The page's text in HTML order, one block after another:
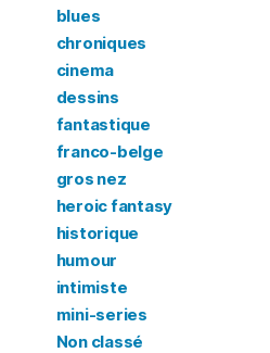
blues
chroniques
cinema
dessins
fantastique
franco-belge
gros nez
heroic fantasy
historique
humour
intimiste
mini-series
Non classé